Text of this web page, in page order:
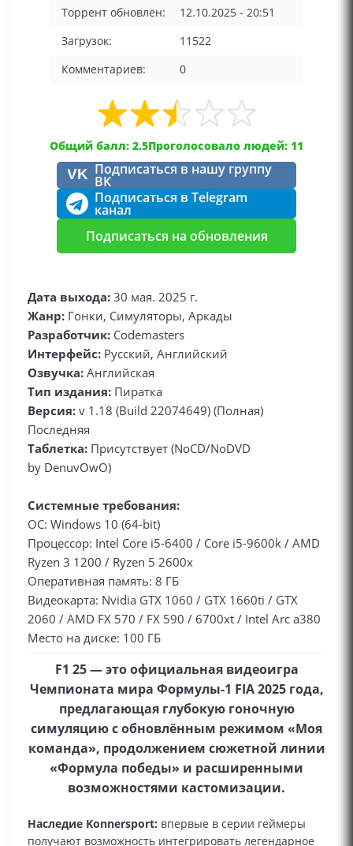
Торрент обновлён:
12.10.2025 - 20:51
Загрузок:
11522
Комментариев:
0
Общий балл: 2.5Проголосовало людей: 11
VK Подписаться в нашу группу
ВК
Подписаться в Telegram
канал
Подписаться на обновления
Дата выхода: 30 мая. 2025 г.
Жанр: Гонки, Симуляторы, Аркады
Разработчик: Codemasters
Интерфейс: Русский, Английский
Озвучка: Английская
Тип издания: Пиратка
Версия: v 1.18 (Build 22074649) (Полная)
Последняя
Таблетка: Присутствует (NoCD/NoDVD
by DenuvOwO)
Системные требования:
ОС: Windows 10 (64-bit)
Процессор: Intel Core i5-6400 / Core i5-9600k / AMD
Ryzen 3 1200 / Ryzen 5 2600x
Оперативная память: 8 ГБ
Видеокарта: Nvidia GTX 1060 / GTX 1660ti / GTX
2060 / AMD FX 570 / FX 590 / 6700xt / Intel Arc a380
Место на диске: 100 ГБ
F1 25 — это официальная видеоигра
Чемпионата мира Формулы-1 FIA 2025 года,
предлагающая глубокую гоночную
симуляцию с обновлённым режимом «Моя
команда», продолжением сюжетной линии
«Формула победы» и расширенными
возможностями кастомизации.
Наследие Konnersport: впервые в серии геймеры
получают возможность интегрировать легендарное